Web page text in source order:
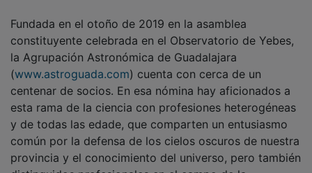
constituyente celebrada en el Observatorio de Yebes,
la Agrupación Astronómica de Guadalajara
(www.astroguada.com) cuenta con cerca de un
centenar de socios. En esa nómina hay aficionados a
esta rama de la ciencia con profesiones heterogéneas
y de todas las edade, que comparten un entusiasmo
común por la defensa de los cielos oscuros de nuestra
provincia y el conocimiento del universo, pero también
distinguidos profesionales en el campo de la